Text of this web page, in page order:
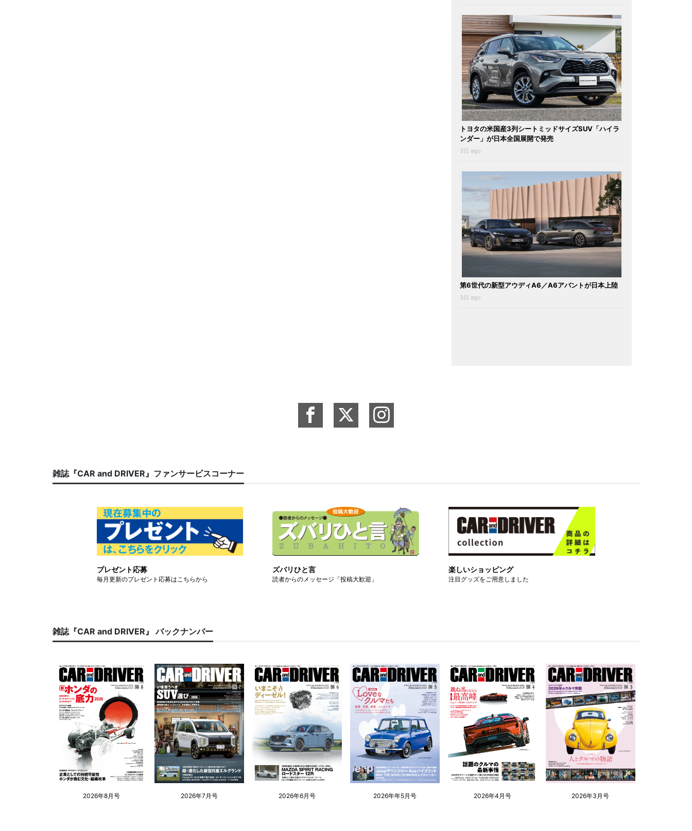
トヨタの米国産3列シートミッドサイズSUV「ハイラ
ンダー」が日本全国展開で発売
3日 ago
第6世代の新型アウディA6／A6アバントが日本上陸
3日 ago
雑誌『CAR and DRIVER』ファンサービスコーナー
プレゼント応募
毎月更新のプレゼント応募はこちらから
ズバリひと言
読者からのメッセージ「投稿大歓迎」
楽しいショッピング
注目グッズをご用意しました
雑誌『CAR and DRIVER』 バックナンバー
2026年8月号 2026年7月号 2026年6月号 2026年年5月号 2026年4月号 2026年3月号